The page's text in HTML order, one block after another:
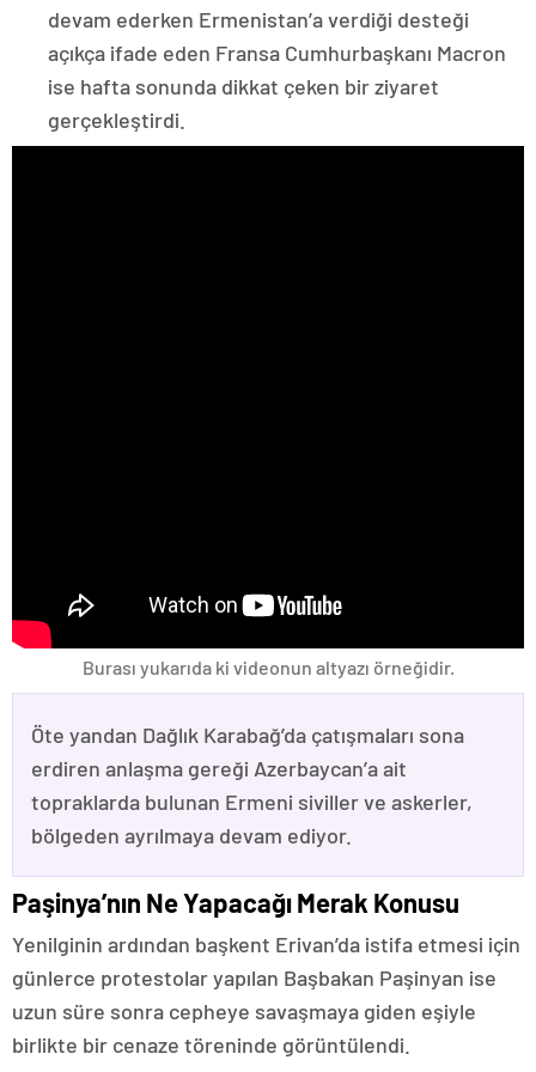
devam ederken Ermenistan’a verdiği desteği
açıkça ifade eden Fransa Cumhurbaşkanı Macron
ise hafta sonunda dikkat çeken bir ziyaret
gerçekleştirdi.
Burası yukarıda ki videonun altyazı örneğidir.
Öte yandan Dağlık Karabağ’da çatışmaları sona
erdiren anlaşma gereği Azerbaycan’a ait
topraklarda bulunan Ermeni siviller ve askerler,
bölgeden ayrılmaya devam ediyor.
Paşinya’nın Ne Yapacağı Merak Konusu
Yenilginin ardından başkent Erivan’da istifa etmesi için
günlerce protestolar yapılan Başbakan Paşinyan ise
uzun süre sonra cepheye savaşmaya giden eşiyle
birlikte bir cenaze töreninde görüntülendi.